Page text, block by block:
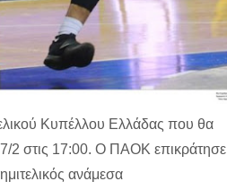
Κυπέλλου Ελλάδας που θα
2 στις 17:00. Ο ΠΑΟΚ επικράτησε
ανάμεσα